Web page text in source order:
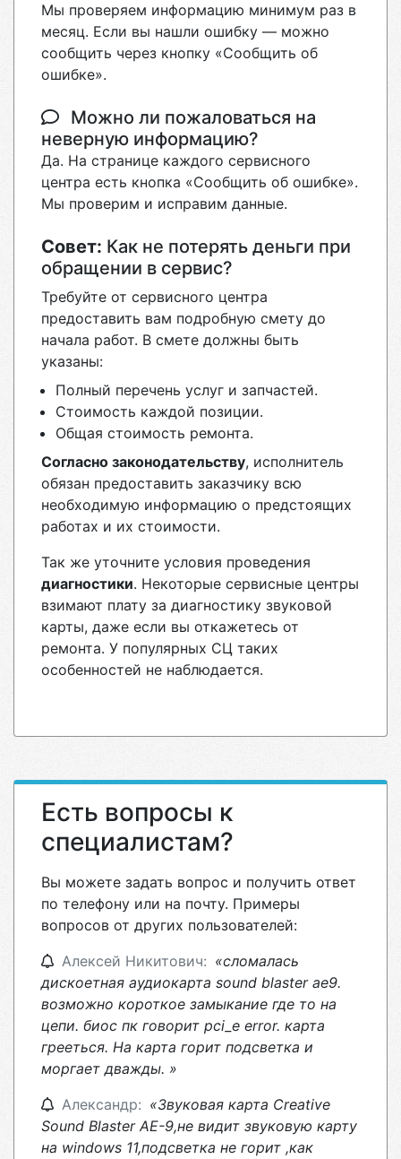
Мы проверяем информацию минимум раз в
месяц. Если вы нашли ошибку — можно
сообщить через кнопку «Сообщить об
ошибке».
Можно ли пожаловаться на
неверную информацию?
Да. На странице каждого сервисного
центра есть кнопка «Сообщить об ошибке».
Мы проверим и исправим данные.
Совет: Как не потерять деньги при
обращении в сервис?
Требуйте от сервисного центра
предоставить вам подробную смету до
начала работ. В смете должны быть
указаны:
Полный перечень услуг и запчастей.
Стоимость каждой позиции.
Общая стоимость ремонта.
Согласно законодательству, исполнитель
обязан предоставить заказчику всю
необходимую информацию о предстоящих
работах и их стоимости.
Так же уточните условия проведения
диагностики. Некоторые сервисные центры
взимают плату за диагностику звуковой
карты, даже если вы откажетесь от
ремонта. У популярных СЦ таких
особенностей не наблюдается.
Есть вопросы к
специалистам?
Вы можете задать вопрос и получить ответ
по телефону или на почту. Примеры
вопросов от других пользователей:
Алексей Никитович: «сломалась
дискоетная аудиокарта sound blaster ae9.
возможно короткое замыкание где то на
цепи. биос пк говорит pci_e error. карта
грееться. На карта горит подсветка и
моргает дважды. »
Александр: «Звуковая карта Creative
Sound Blaster AE-9,не видит звуковую карту
на windows 11,подсветка не горит ,как